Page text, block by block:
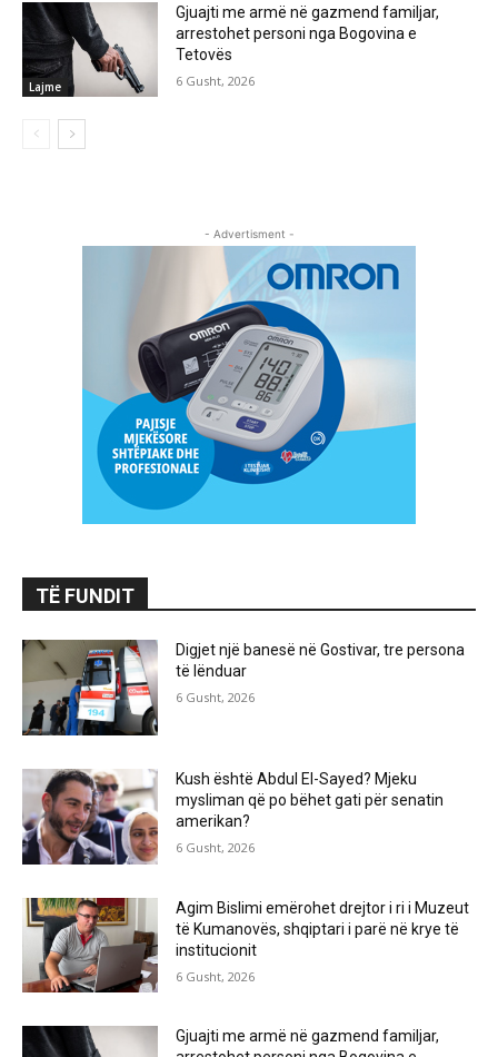
Lajme
Gjuajti me armë në gazmend familjar,
arrestohet personi nga Bogovina e
Tetovës
6 Gusht, 2026
- Advertisment -
TË FUNDIT
Digjet një banesë në Gostivar, tre persona
të lënduar
6 Gusht, 2026
Kush është Abdul El-Sayed? Mjeku
mysliman që po bëhet gati për senatin
amerikan?
6 Gusht, 2026
Agim Bislimi emërohet drejtor i ri i Muzeut
të Kumanovës, shqiptari i parë në krye të
institucionit
6 Gusht, 2026
Gjuajti me armë në gazmend familjar,